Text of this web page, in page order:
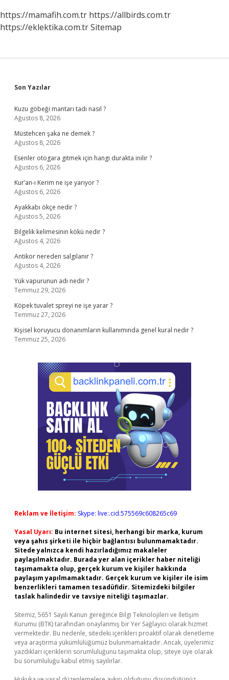
https://mamafih.com.tr https://allbirds.com.tr
https://eklektika.com.trSitemap
Sidebar
Son Yazılar
Kuzu göbeği mantarı tadı nasıl ?
Ağustos 8, 2026
Müstehcen şaka ne demek ?
Ağustos 8, 2026
Esenler otogara gitmek için hangi durakta inilir ?
Ağustos 6, 2026
Kur’an-ı Kerim ne işe yarıyor ?
Ağustos 6, 2026
Ayakkabı ökçe nedir ?
Ağustos 5, 2026
Bilgelik kelimesinin kökü nedir ?
Ağustos 4, 2026
Antikor nereden salgılanır ?
Ağustos 4, 2026
Yük vapurunun adı nedir ?
Temmuz 29, 2026
Köpek tuvalet spreyi ne işe yarar ?
Temmuz 27, 2026
Kişisel koruyucu donanımların kullanımında genel kural nedir ?
Temmuz 25, 2026
Reklam ve İletişim: Skype: live:.cid.575569c608265c69
Yasal Uyarı: Bu internet sitesi, herhangi bir marka, kurum
veya şahıs şirketi ile hiçbir bağlantısı bulunmamaktadır.
Sitede yalnızca kendi hazırladığımız makaleler
paylaşılmaktadır. Burada yer alan içerikler haber niteliği
taşımamakta olup, gerçek kurum ve kişiler hakkında
paylaşım yapılmamaktadır. Gerçek kurum ve kişiler ile isim
benzerlikleri tamamen tesadüfidir. Sitemizdeki bilgiler
taslak halindedir ve tavsiye niteliği taşımazlar.
Sitemiz, 5651 Sayılı Kanun gereğince Bilgi Teknolojileri ve İletişim
Kurumu (BTK) tarafından onaylanmış bir Yer Sağlayıcı olarak hizmet
vermektedir. Bu nedenle, sitedeki içerikleri proaktif olarak denetleme
veya araştırma yükümlülüğümüz bulunmamaktadır. Ancak, üyelerimiz
yazdıkları içeriklerin sorumluluğunu taşımakta olup, siteye üye olarak
bu sorumluluğu kabul etmiş sayılırlar.